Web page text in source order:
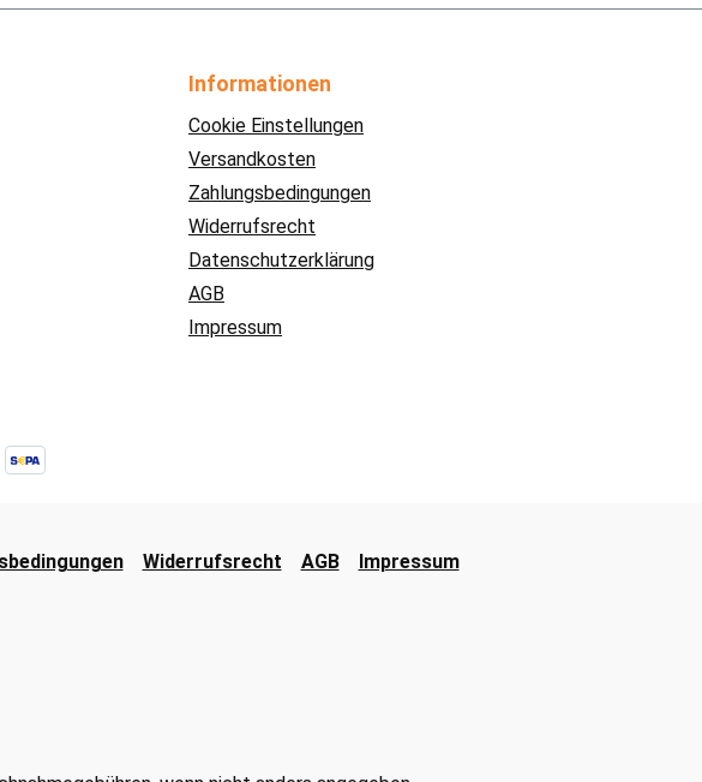
Informationen
Cookie Einstellungen
Versandkosten
Zahlungsbedingungen
Widerrufsrecht
Datenschutzerklärung
AGB
Impressum
Widerrufsrecht AGB Impressum